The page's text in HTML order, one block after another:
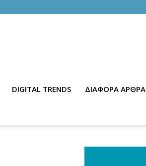
DIGITAL TRENDS ΔΙΑΦΟΡΑ ΑΡΘΡΑ